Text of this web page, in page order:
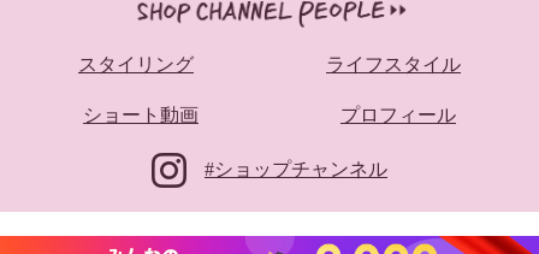
スタイリング ライフスタイル
ショート動画 プロフィール
#ショップチャンネル